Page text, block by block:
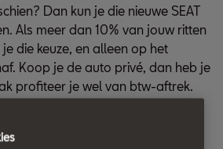
Dan kun je die nieuwe SEAT
Als meer dan 10% van jouw ritten
die keuze, en alleen op het
Koop je de auto privé, dan heb je
profiteer je wel van btw-aftrek.